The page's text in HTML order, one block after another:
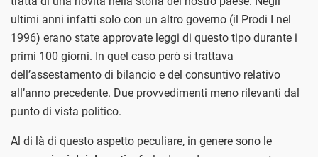
ultimi anni infatti solo con un altro governo (il Prodi I nel
1996) erano state approvate leggi di questo tipo durante i
primi 100 giorni. In quel caso però si trattava
dell’assestamento di bilancio e del consuntivo relativo
all’anno precedente. Due provvedimenti meno rilevanti dal
punto di vista politico.
Al di là di questo aspetto peculiare, in genere sono le